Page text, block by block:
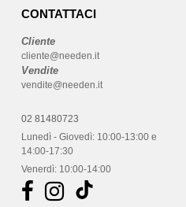
CONTATTACI
Cliente
cliente@needen.it
Vendite
vendite@needen.it
02 81480723
Lunedì - Giovedì: 10:00-13:00 e
14:00-17:30
Venerdì: 10:00-14:00